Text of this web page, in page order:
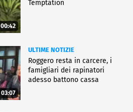
00:42
Temptation
03:07
ULTIME NOTIZIE
Roggero resta in carcere, i
famigliari dei rapinatori
adesso battono cassa